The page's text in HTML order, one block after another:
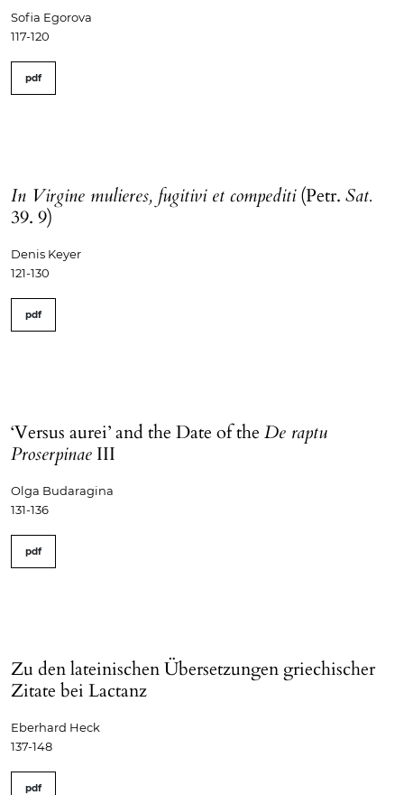
Sofia Egorova
117-120
pdf
In Virgine mulieres, fugitivi et compediti(Petr. Sat.
39. 9)
Denis Keyer
121-130
pdf
‘Versus aurei’ and the Date of the De raptu
Proserpinae III
Olga Budaragina
131-136
pdf
Zu den lateinischen Übersetzungen griechischer
Zitate bei Lactanz
Eberhard Heck
137-148
pdf